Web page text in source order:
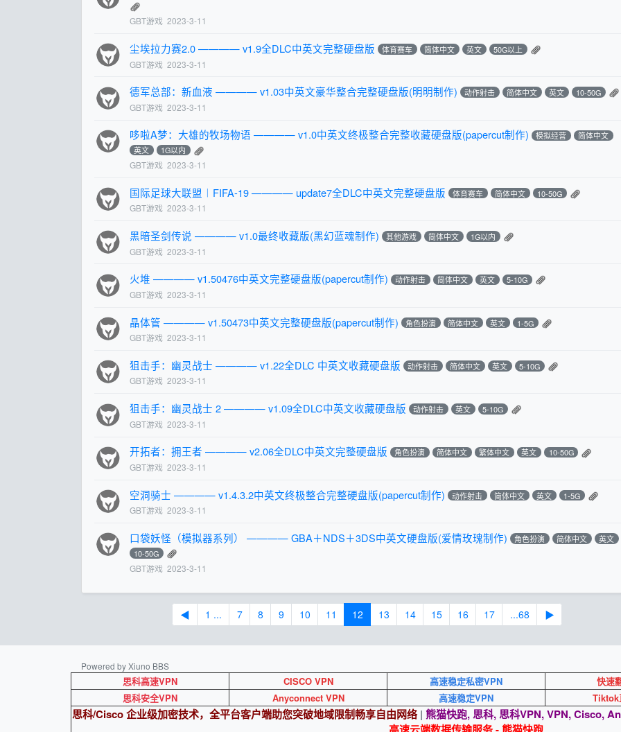
GBT游戏 2023-3-11
尘埃拉力赛2.0 ———— v1.9全DLC中英文完整硬盘版 体育赛车 简体中文 英文 50G以上
GBT游戏 2023-3-11
德军总部：新血液 ———— v1.03中英文豪华整合完整硬盘版(明明制作) 动作射击 简体中文 英文 10-50G
GBT游戏 2023-3-11
哆啦A梦：大雄的牧场物语 ———— v1.0中英文终极整合完整收藏硬盘版(papercut制作) 模拟经营
简体中文
英文
1G以内
GBT游戏 2023-3-11
国际足球大联盟︱FIFA-19 ———— update7全DLC中英文完整硬盘版 体育赛车 简体中文 10-50G
GBT游戏 2023-3-11
黑暗圣剑传说 ———— v1.0最终收藏版(黑幻蓝魂制作) 其他游戏 简体中文 1G以内
GBT游戏 2023-3-11
火堆 ———— v1.50476中英文完整硬盘版(papercut制作) 动作射击 简体中文 英文 5-10G
GBT游戏 2023-3-11
晶体管 ———— v1.50473中英文完整硬盘版(papercut制作) 角色扮演 简体中文 英文 1-5G
GBT游戏 2023-3-11
狙击手：幽灵战士 ———— v1.22全DLC 中英文收藏硬盘版 动作射击 简体中文 英文 5-10G
GBT游戏 2023-3-11
狙击手：幽灵战士 2 ———— v1.09全DLC中英文收藏硬盘版 动作射击 英文 5-10G
GBT游戏 2023-3-11
开拓者：拥王者 ———— v2.06全DLC中英文完整硬盘版 角色扮演 简体中文 繁体中文 英文 10-50G
GBT游戏 2023-3-11
空洞骑士 ———— v1.4.3.2中英文终极整合完整硬盘版(papercut制作) 动作射击 简体中文 英文 1-5G
GBT游戏 2023-3-11
口袋妖怪（模拟器系列） ———— GBA＋NDS＋3DS中英文硬盘版(爱情玫瑰制作) 角色扮演 简体中文
英文
10-50G
GBT游戏 2023-3-11
◀ 1 ... 7 8 9 10 11 12 13 14 15 16 17 ...68 ▶
Powered by Xiuno BBS
思科高速VPN CISCO VPN 高速稳定私密VPN 快速
思科安全VPN
Anyconnect VPN 高速稳定VPN Tiktok
思科/Cisco 企业级加密技术，全平台客户端助您突破地域限制畅享自由网络 | 熊猫快跑, 思科, 思科VPN, VPN, Cisco,